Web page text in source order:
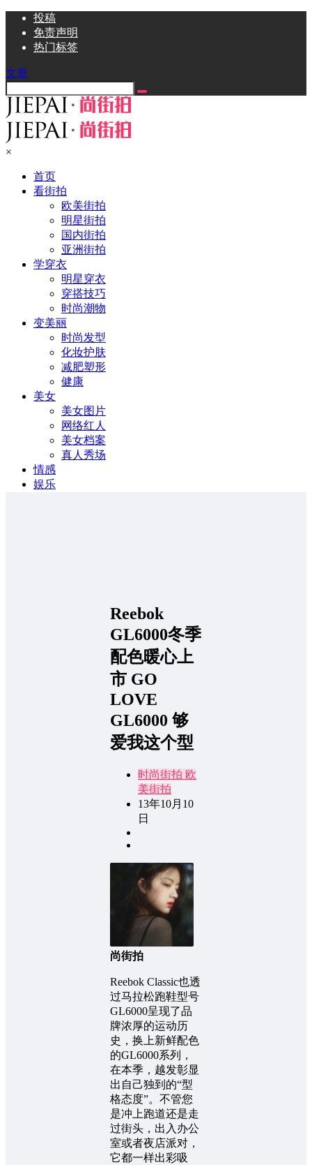
投稿
免责声明
热门标签
文章
×
首页
看街拍
欧美街拍
明星街拍
国内街拍
亚洲街拍
学穿衣
明星穿衣
穿搭技巧
时尚潮物
变美丽
时尚发型
化妆护肤
减肥塑形
健康
美女
美女图片
网络红人
美女档案
真人秀场
情感
娱乐
Reebok
GL6000冬季
配色暖心上
市 GO
LOVE
GL6000 够
爱我这个型
时尚街拍 欧
美街拍
13年10月10
日
尚街拍
Reebok Classic也透
过马拉松跑鞋型号
GL6000呈现了品
牌浓厚的运动历
史，换上新鲜配色
的GL6000系列，
在本季，越发彰显
出自己独到的“型
格态度”。不管您
是冲上跑道还是走
过街头，出入办公
室或者夜店派对，
它都一样出彩吸